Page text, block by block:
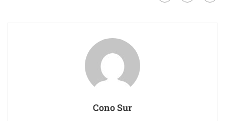
Cono Sur